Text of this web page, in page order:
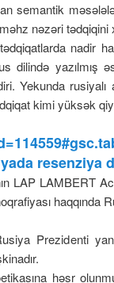
nəzəri tədqiqini
nadir
dilində yazılmış
rusiyalı
kimi yüksək
resenziya
LAP LAMBERT
haqqında
Prezidenti
həsr